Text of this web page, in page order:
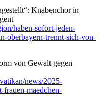
Knabenchor in
haben-sofort-jeden-
oberbayern-trennt-sich-von-
von Gewalt gegen
news/2025-
frauen-maedchen-